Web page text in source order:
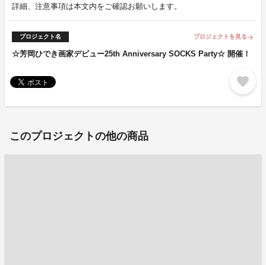
詳細、注意事項は本文内をご確認お願いします。
プロジェクト名 プロジェクトを見る arrow_forward
☆芳岡ひでき画家デビュー25th Anniversary SOCKS Party☆ 開催！
favorite
このプロジェクトの他の商品